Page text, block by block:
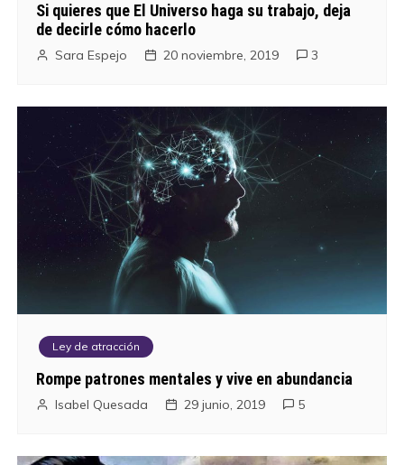
Si quieres que El Universo haga su trabajo, deja
de decirle cómo hacerlo
Sara Espejo 20 noviembre, 2019 3
Ley de atracción
Rompe patrones mentales y vive en abundancia
Isabel Quesada 29 junio, 2019 5